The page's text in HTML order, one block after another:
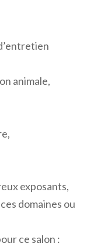
animale,
exposants,
domaines ou
ce salon :